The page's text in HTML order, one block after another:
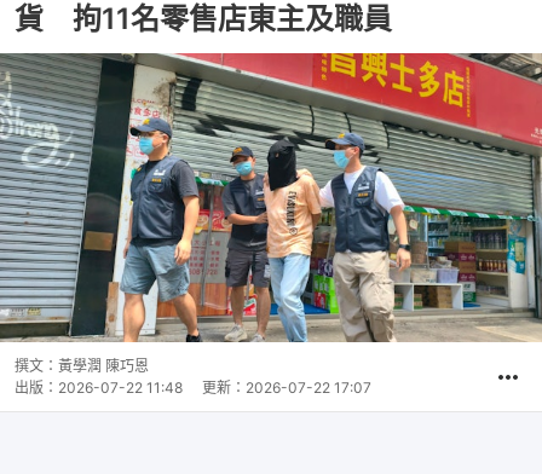
貨 拘11名零售店東主及職員
撰文： 黃學潤 陳巧恩
出版： 2026-07-22 11:48 更新： 2026-07-22 17:07